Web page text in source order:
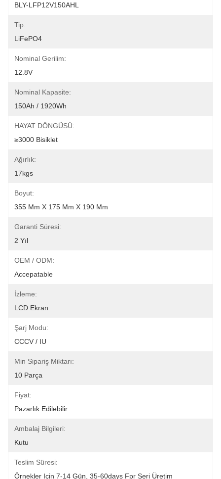
BLY-LFP12V150AHL
Tip:
LiFePO4
Nominal Gerilim:
12.8V
Nominal Kapasite:
150Ah / 1920Wh
HAYAT DÖNGÜSÜ:
≥3000 Bisiklet
Ağırlık:
17kgs
Boyut:
355 Mm X 175 Mm X 190 Mm
Garanti Süresi:
2 Yıl
OEM / ODM:
Accepatable
İzleme:
LCD Ekran
Şarj Modu:
CCCV / IU
Min Sipariş Miktarı:
10 Parça
Fiyat:
Pazarlık Edilebilir
Ambalaj Bilgileri:
Kutu
Teslim Süresi:
Örnekler Için 7-14 Gün, 35-60days Fpr Seri Üretim